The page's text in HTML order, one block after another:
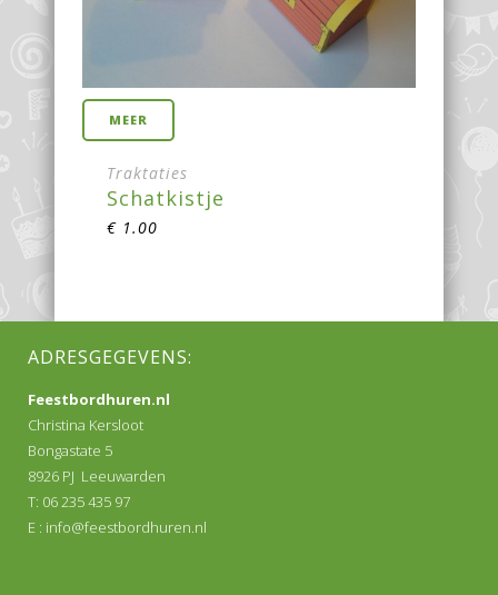
MEER
Traktaties
Schatkistje
€ 1.00
ADRESGEGEVENS:
Feestbordhuren.nl
Christina Kersloot
Bongastate 5
8926 PJ Leeuwarden
T: 06 235 435 97
E : info@feestbordhuren.nl